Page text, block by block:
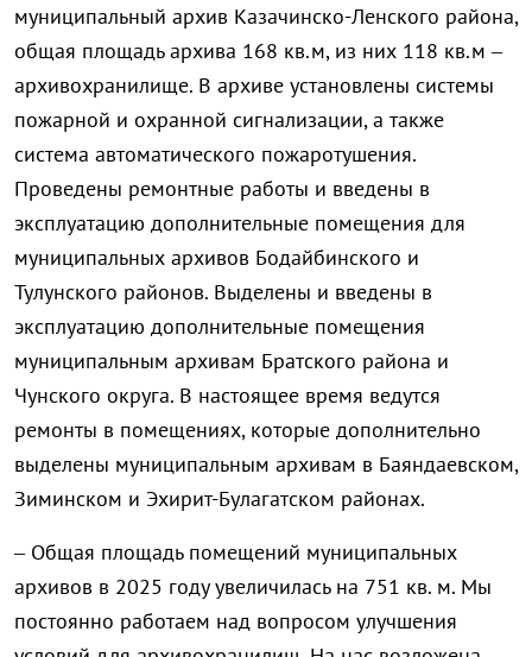
муниципальный архив Казачинско-Ленского района,
общая площадь архива 168 кв.м, из них 118 кв.м –
архивохранилище. В архиве установлены системы
пожарной и охранной сигнализации, а также
система автоматического пожаротушения.
Проведены ремонтные работы и введены в
эксплуатацию дополнительные помещения для
муниципальных архивов Бодайбинского и
Тулунского районов. Выделены и введены в
эксплуатацию дополнительные помещения
муниципальным архивам Братского района и
Чунского округа. В настоящее время ведутся
ремонты в помещениях, которые дополнительно
выделены муниципальным архивам в Баяндаевском,
Зиминском и Эхирит-Булагатском районах.
– Общая площадь помещений муниципальных
архивов в 2025 году увеличилась на 751 кв. м. Мы
постоянно работаем над вопросом улучшения